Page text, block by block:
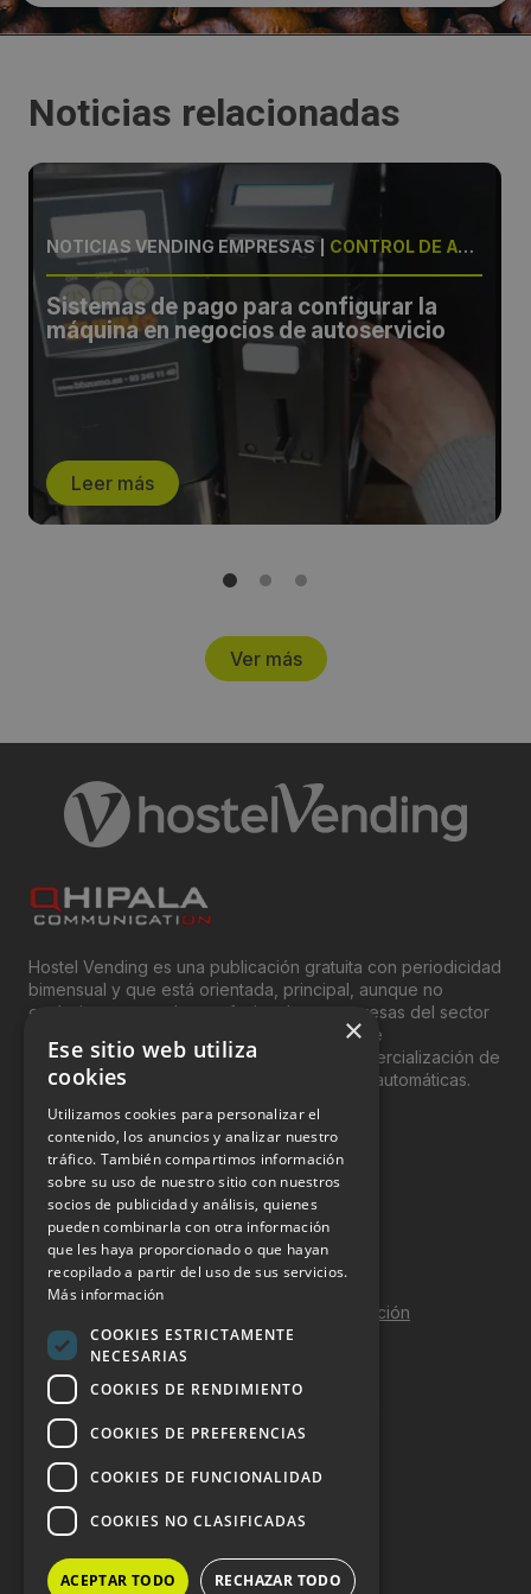
Noticias relacionadas
NOTICIAS VENDING EMPRESAS| CONTROL DE ACCESO
Sistemas de pago para configurar la
máquina en negocios de autoservicio
Leer más
Ver más
Hostel Vending es una publicación gratuita con periodicidad
bimensual y que está orientada, principal, aunque no
exclusivamente, a los profesionales y empresas del sector
del “Vending”; nombre con el que se conoce
genéricamente entre profesionales a la comercialización de
productos y servicios a través de máquinas automáticas.
INFORMACIÓN LEGAL
Aviso Legal
Política de Privacidad
Política de Cookies
Política de calidad y seguridad de la información
Contacto
DOSSIER Y CONTRATACIÓN
Dossier 2026 (ES)
Dossier 2026 (EN)
×
Ese sitio web utiliza
cookies
Utilizamos cookies para personalizar el
contenido, los anuncios y analizar nuestro
tráfico. También compartimos información
sobre su uso de nuestro sitio con nuestros
socios de publicidad y análisis, quienes
pueden combinarla con otra información
que les haya proporcionado o que hayan
recopilado a partir del uso de sus servicios.
Más información
COOKIES ESTRICTAMENTE
NECESARIAS
COOKIES DE RENDIMIENTO
COOKIES DE PREFERENCIAS
COOKIES DE FUNCIONALIDAD
COOKIES NO CLASIFICADAS
ACEPTAR TODO RECHAZAR TODO